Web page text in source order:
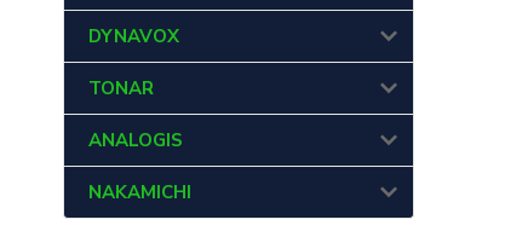
DYNAVOX
TONAR
ANALOGIS
NAKAMICHI